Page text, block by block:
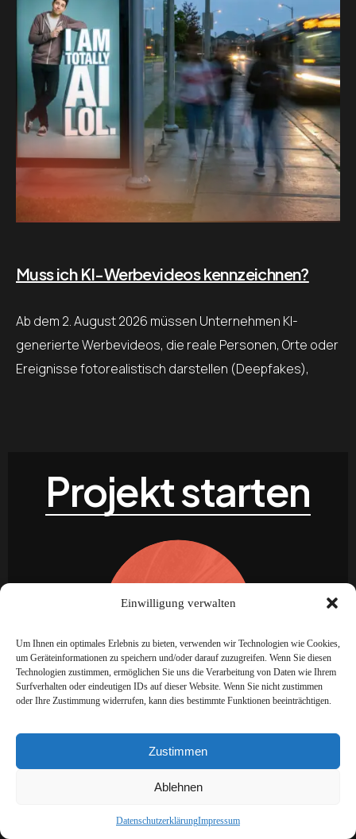
Einwilligung verwalten
Um Ihnen ein optimales Erlebnis zu bieten, verwenden wir Technologien wie Cookies,
um Geräteinformationen zu speichern und/oder darauf zuzugreifen. Wenn Sie diesen
Technologien zustimmen, ermöglichen Sie uns die Verarbeitung von Daten wie Ihrem
Surfverhalten oder eindeutigen IDs auf dieser Website. Wenn Sie nicht zustimmen
oder Ihre Zustimmung widerrufen, kann dies bestimmte Funktionen beeinträchtigen.
Zustimmen
Ablehnen
DatenschutzerklärungImpressum
Muss ich KI-Werbevideos kennzeichnen?
Ab dem 2. August 2026 müssen Unternehmen KI-
generierte Werbevideos, die reale Personen, Orte oder
Ereignisse fotorealistisch darstellen (Deepfakes),
Projekt starten
Kontakt